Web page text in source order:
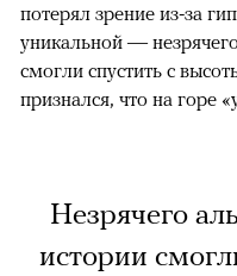
потерял зрение из-за
уникальной —
смогли спустить с
признался, что на горе
Незрячего
истории